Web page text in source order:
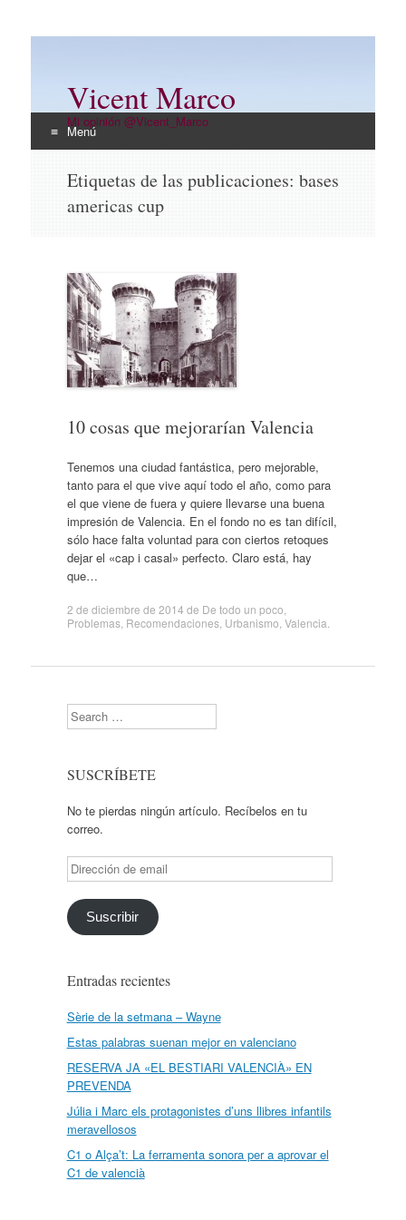
Vicent Marco
Mi opinión @Vicent_Marco
Menú
contenido
Etiquetas de las publicaciones: bases
americas cup
10 cosas que mejorarían Valencia
Tenemos una ciudad fantástica, pero mejorable,
tanto para el que vive aquí todo el año, como para
el que viene de fuera y quiere llevarse una buena
impresión de Valencia. En el fondo no es tan difícil,
sólo hace falta voluntad para con ciertos retoques
dejar el «cap i casal» perfecto. Claro está, hay
que…
2 de diciembre de 2014 de De todo un poco
Problemas, Recomendaciones, Urbanismo Valencia
Search
SUSCRÍBETE
No te pierdas ningún artículo. Recíbelos en tu
correo.
Dirección
de
email
Suscribir
Entradas recientes
Sèrie de la setmana – Wayne
Estas palabras suenan mejor en valenciano
RESERVA JA «EL BESTIARI VALENCIÀ» EN
PREVENDA
Júlia i Marc els protagonistes d’uns llibres infantils
meravellosos
C1 o Alça’t: La ferramenta sonora per a aprovar el
C1 de valencià